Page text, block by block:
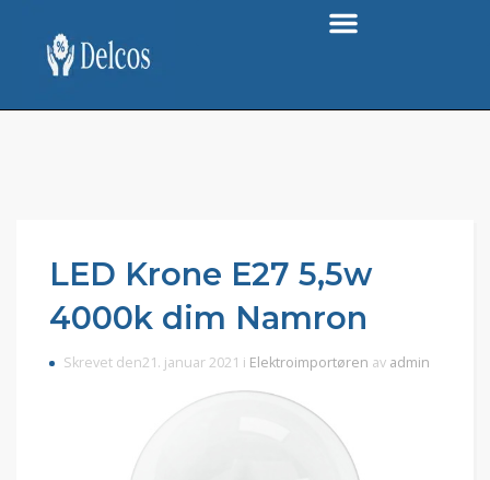
LED Krone E27 5,5w
4000k dim Namron
Skrevet den21. januar 2021 i Elektroimportøren av admin